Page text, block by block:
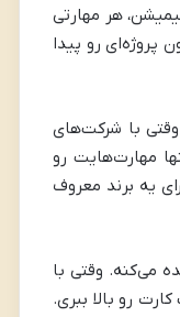
هر مهارتی
پروژه‌ای رو پیدا
وقتی با شرکت‌های
مهارت‌هایت رو
یه برند معروف
می‌کنه. وقتی با
رو بالا ببری.